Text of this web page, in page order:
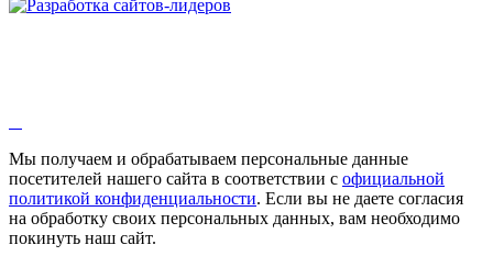
Змееголовник
Мыльнянка
Мята
Овсяный корень
Огуречная трава
Пустырник
Мы получаем и обрабатываем персональные данные
посетителей нашего сайта в соответствии с официальной
политикой конфиденциальности. Если вы не даете согласия
на обработку своих персональных данных, вам необходимо
покинуть наш сайт.